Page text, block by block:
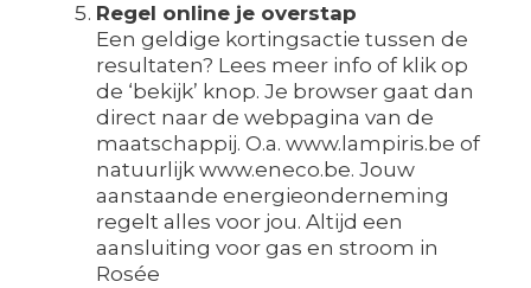
Regel online je overstap
Een geldige kortingsactie tussen de
resultaten? Lees meer info of klik op
de ‘bekijk’ knop. Je browser gaat dan
direct naar de webpagina van de
maatschappij. O.a. www.lampiris.be of
natuurlijk www.eneco.be. Jouw
aanstaande energieonderneming
regelt alles voor jou. Altijd een
aansluiting voor gas en stroom in
Rosée